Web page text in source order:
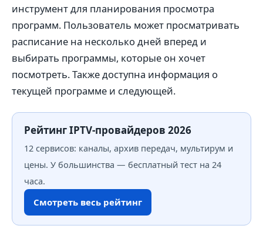
инструмент для планирования просмотра
программ. Пользователь может просматривать
расписание на несколько дней вперед и
выбирать программы, которые он хочет
посмотреть. Также доступна информация о
текущей программе и следующей.
Рейтинг IPTV-провайдеров 2026
12 сервисов: каналы, архив передач, мультирум и
цены. У большинства — бесплатный тест на 24
часа.
Смотреть весь рейтинг